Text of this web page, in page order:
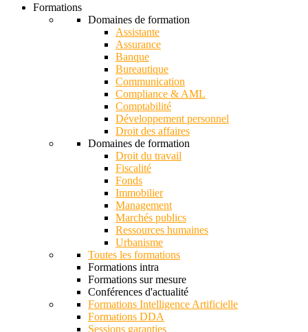
Formations
Domaines de formation
Assistante
Assurance
Banque
Bureautique
Communication
Compliance & AML
Comptabilité
Développement personnel
Droit des affaires
Domaines de formation
Droit du travail
Fiscalité
Fonds
Immobilier
Management
Marchés publics
Ressources humaines
Urbanisme
Toutes les formations
Formations intra
Formations sur mesure
Conférences d'actualité
Formations Intelligence Artificielle
Formations DDA
Sessions garanties